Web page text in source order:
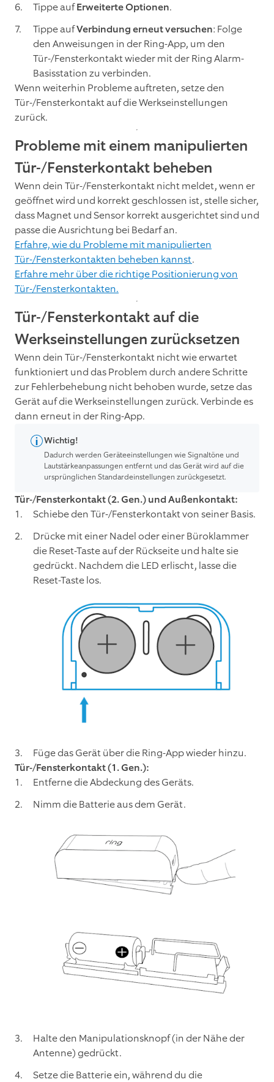
Tippe aufErweiterte Optionen.
Tippe aufVerbindung erneut versuchen: Folge
den Anweisungen in der Ring-App, um den
Tür-/Fensterkontakt wieder mit der Ring Alarm-
Basisstation zu verbinden.
Wenn weiterhin Probleme auftreten, setze den
Tür-/Fensterkontakt auf die Werkseinstellungen
zurück.
Probleme mit einem manipulierten
Tür-/Fensterkontakt beheben
Wenn dein Tür-/Fensterkontakt nicht meldet, wenn er
geöffnet wird und korrekt geschlossen ist, stelle sicher,
dass Magnet und Sensor korrekt ausgerichtet sind und
passe die Ausrichtung bei Bedarf an.
Erfahre, wie du Probleme mit manipulierten
Tür-/Fensterkontakten beheben kannst.
Erfahre mehr über die richtige Positionierung von
Tür-/Fensterkontakten.
Tür-/Fensterkontakt auf die
Werkseinstellungen zurücksetzen
Wenn dein Tür-/Fensterkontakt nicht wie erwartet
funktioniert und das Problem durch andere Schritte
zur Fehlerbehebung nicht behoben wurde, setze das
Gerät auf die Werkseinstellungen zurück. Verbinde es
dann erneut in der Ring-App.
Wichtig!
Dadurch werden Geräteeinstellungen wie Signaltöne und
Lautstärkeanpassungen entfernt und das Gerät wird auf die
ursprünglichen Standardeinstellungen zurückgesetzt.
Tür-/Fensterkontakt (2. Gen.) und Außenkontakt:
Schiebe den Tür-/Fensterkontakt von seiner Basis.
Drücke mit einer Nadel oder einer Büroklammer
die Reset-Taste auf der Rückseite und halte sie
gedrückt. Nachdem die LED erlischt, lasse die
Reset-Taste los.
Füge das Gerät über die Ring-App wieder hinzu.
Tür-/Fensterkontakt (1. Gen.):
Entferne die Abdeckung des Geräts.
Nimm die Batterie aus dem Gerät.
Halte den Manipulationsknopf (in der Nähe der
Antenne) gedrückt.
Setze die Batterie ein, während du die